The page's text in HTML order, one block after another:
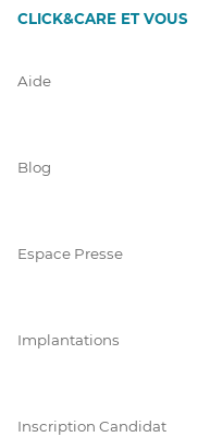
CLICK&CARE ET VOUS
Aide
Blog
Espace Presse
Implantations
Inscription Candidat